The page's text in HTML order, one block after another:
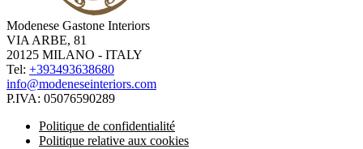
Modenese Gastone Interiors
VIA ARBE, 81
20125 MILANO - ITALY
Tel: +393493638680
info@modeneseinteriors.com
P.IVA: 05076590289
Politique de confidentialité
Politique relative aux cookies